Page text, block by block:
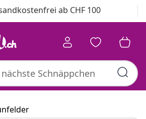
ab CHF 100